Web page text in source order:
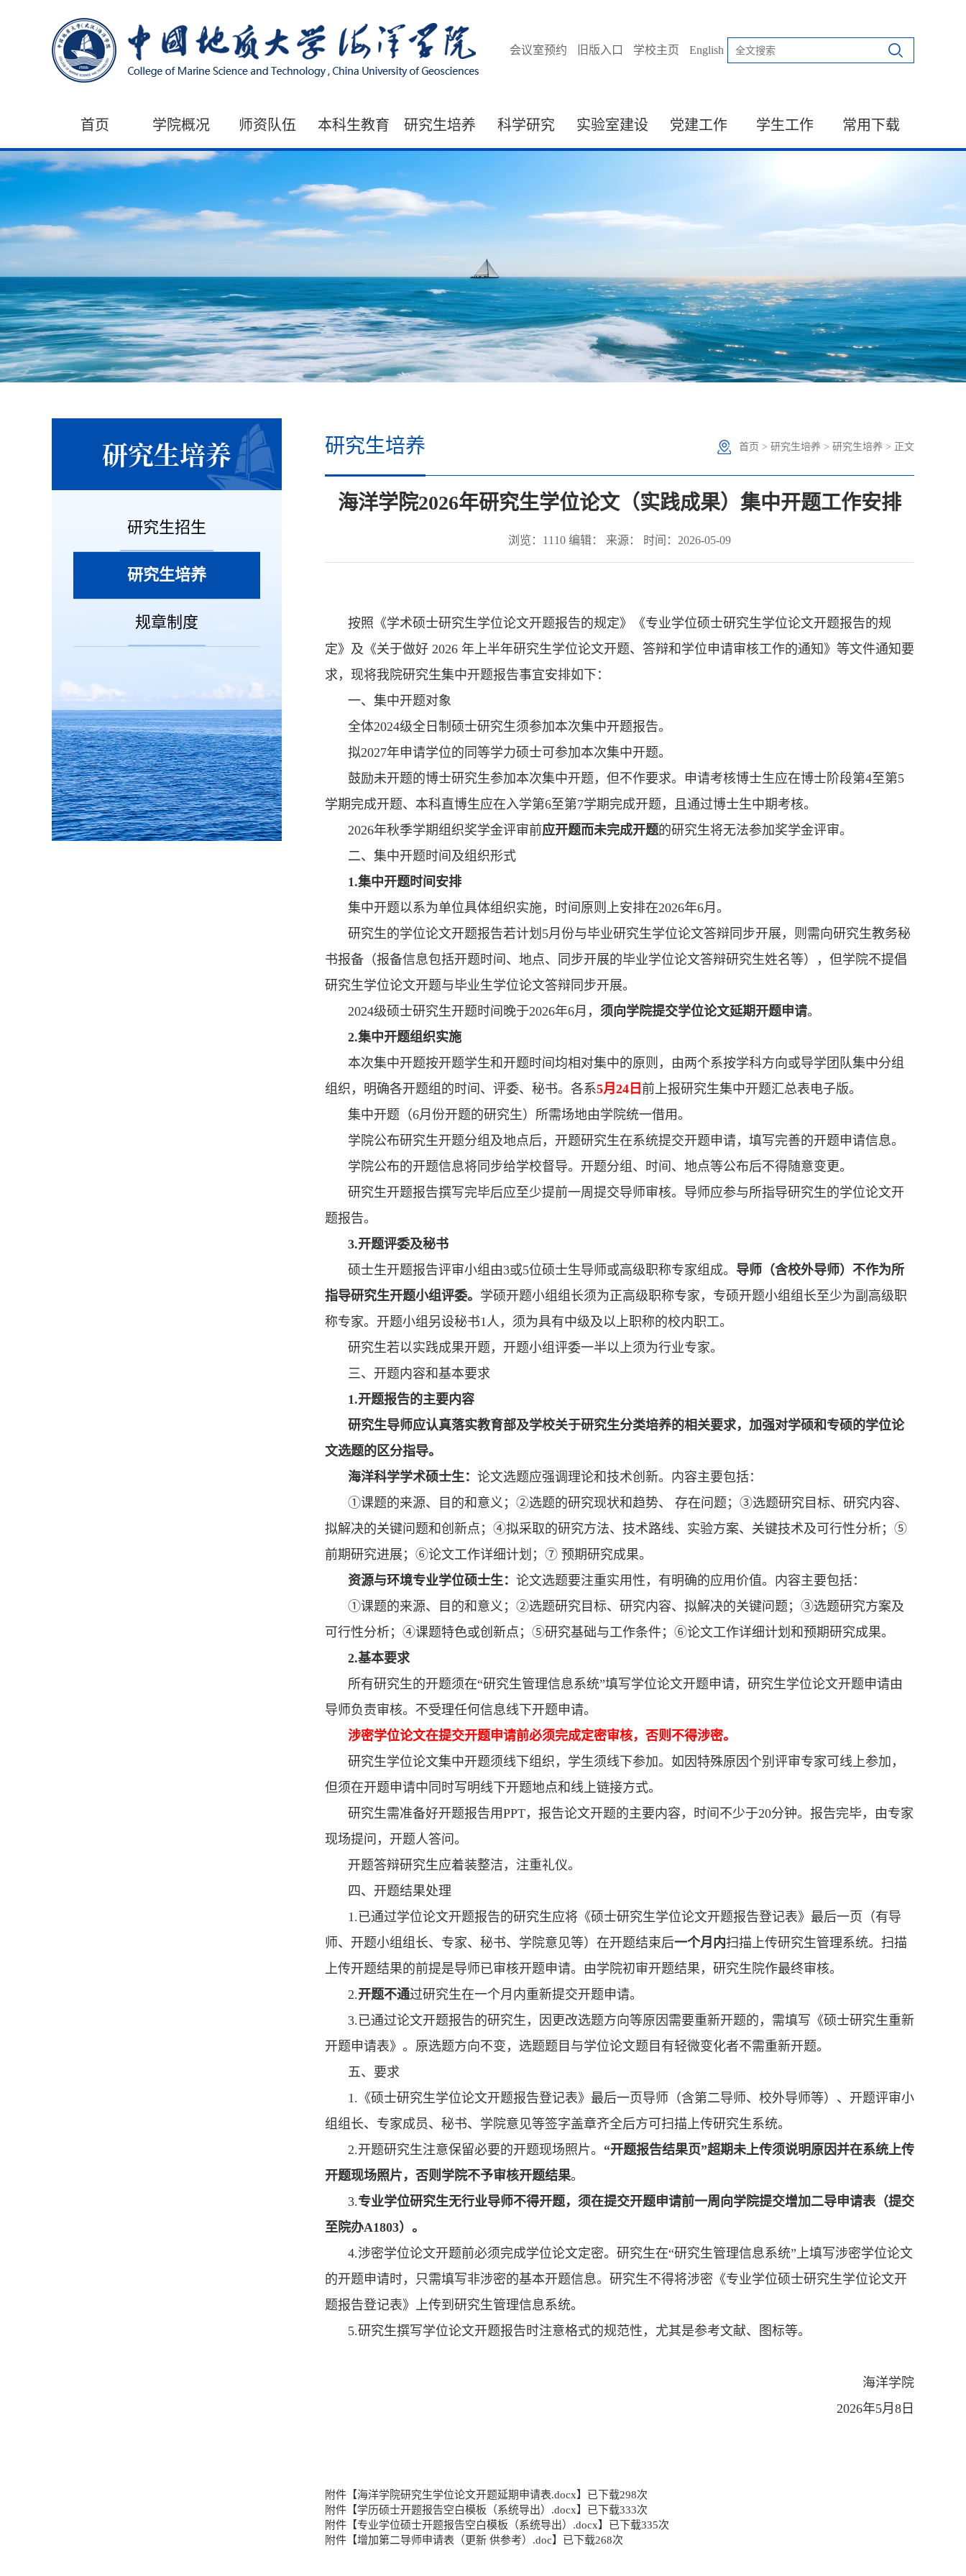
会议室预约 旧版入口 学校主页 English
首页 学院概况 师资队伍 本科生教育 研究生培养 科学研究 实验室建设 党建工作 学生工作 常用下载
研究生培养
研究生招生
研究生培养
规章制度
研究生培养 首页 > 研究生培养 > 研究生培养 > 正文
海洋学院2026年研究生学位论文（实践成果）集中开题工作安排
浏览： 1110 编辑： 来源： 时间：2026-05-09
按照《学术硕士研究生学位论文开题报告的规定》《专业学位硕士研究生学位论文开题报告的规
定》及《关于做好 2026 年上半年研究生学位论文开题、答辩和学位申请审核工作的通知》等文件通知要
求，现将我院研究生集中开题报告事宜安排如下：
一、 集中开题对象
全体2024级全日制硕士研究生须参加本次集中开题报告。
拟2027年申请学位的同等学力硕士可参加本次集中开题。
鼓励未开题的博士研究生参加本次集中开题，但不作要求。申请考核博士生应在博士阶段第4至第5
学期完成开题、本科直博生应在入学第6至第7学期完成开题，且通过博士生中期考核。
2026年秋季学期组织奖学金评审前应开题而未完成开题的研究生将无法参加奖学金评审。
二、 集中开题时间及组织形式
1.集中开题时间安排
集中开题以系为单位具体组织实施，时间原则上安排在2026年6月。
研究生的学位论文开题报告若计划5月份与毕业研究生学位论文答辩同步开展，则需向研究生教务秘
书报备（报备信息包括开题时间、地点、同步开展的毕业学位论文答辩研究生姓名等），但学院不提倡
研究生学位论文开题与毕业生学位论文答辩同步开展。
2024级硕士研究生开题时间晚于2026年6月， 须向学院提交学位论文延期开题申请。
2.集中开题组织实施
本次集中开题按开题学生和开题时间均相对集中的原则，由两个系按学科方向或导学团队集中分组
组织，明确各开题组的时间、评委、秘书。各系5月24日 前上报研究生集中开题汇总表电子版。
集中开题（6月份开题的研究生）所需场地由学院统一借用。
学院公布研究生开题分组及地点后，开题研究生在系统提交开题申请，填写完善的开题申请信息。
学院公布的开题信息将同步给学校督导。开题分组、时间、地点等公布后不得随意变更。
研究生开题报告撰写完毕后应至少提前一周提交导师审核。导师应参与所指导研究生的学位论文开
题报告。
3.开题评委及秘书
硕士生开题报告评审小组由3或5位硕士生导师或高级职称专家组成。 导师（含校外导师）不作为所
指导研究生开题小组评委。 学硕开题小组组长须为正高级职称专家，专硕开题小组组长至少为副高级职
称专家。开题小组另设秘书1人，须为具有中级及以上职称的校内职工。
研究生若以实践成果开题，开题小组评委一半以上须为行业专家。
三、 开题内容和基本要求
1.开题报告的主要内容
研究生导师应认真落实教育部及学校关于研究生分类培养的相关要求，加强对学硕和专硕的学位论
文选题的区分指导。
海洋科学学术硕士生： 论文选题应强调理论和技术创新。内容主要包括：
①课题的来源、目的和意义；②选题的研究现状和趋势、 存在问题；③选题研究目标、研究内容、
拟解决的关键问题和创新点；④拟采取的研究方法、技术路线、实验方案、关键技术及可行性分析；⑤
前期研究进展；⑥论文工作详细计划；⑦ 预期研究成果。
资源与环境专业学位硕士生： 论文选题要注重实用性，有明确的应用价值。内容主要包括：
①课题的来源、目的和意义；②选题研究目标、研究内容、拟解决的关键问题；③选题研究方案及
可行性分析；④课题特色或创新点；⑤研究基础与工作条件；⑥论文工作详细计划和预期研究成果。
2.基本要求
所有研究生的开题须在“研究生管理信息系统”填写学位论文开题申请，研究生学位论文开题申请由
导师负责审核。不受理任何信息线下开题申请。
涉密学位论文在提交开题申请前必须完成定密审核，否则不得涉密。
研究生学位论文集中开题须线下组织，学生须线下参加。如因特殊原因个别评审专家可线上参加，
但须在开题申请中同时写明线下开题地点和线上链接方式。
研究生需准备好开题报告用PPT，报告论文开题的主要内容，时间不少于20分钟。报告完毕，由专家
现场提问，开题人答问。
开题答辩研究生应着装整洁，注重礼仪。
四、 开题结果处理
1.已通过学位论文开题报告的研究生应将《硕士研究生学位论文开题报告登记表》最后一页（有导
师、开题小组组长、专家、秘书、学院意见等）在开题结束后一个月内扫描上传研究生管理系统。扫描
上传开题结果的前提是导师已审核开题申请。由学院初审开题结果，研究生院作最终审核。
2.开题不通过研究生在一个月内重新提交开题申请。
3.已通过论文开题报告的研究生，因更改选题方向等原因需要重新开题的，需填写《硕士研究生重新
开题申请表》。原选题方向不变，选题题目与学位论文题目有轻微变化者不需重新开题。
五、 要求
1.《硕士研究生学位论文开题报告登记表》最后一页导师（含第二导师、校外导师等）、开题评审小
组组长、专家成员、秘书、学院意见等签字盖章齐全后方可扫描上传研究生系统。
2.开题研究生注意保留必要的开题现场照片。 “开题报告结果页”超期未上传须说明原因并在系统上传
开题现场照片，否则学院不予审核开题结果。
3.专业学位研究生无行业导师不得开题，须在提交开题申请前一周向学院提交增加二导申请表（提交
至院办A1803）。
4.涉密学位论文开题前必须完成学位论文定密。研究生在“研究生管理信息系统”上填写涉密学位论文
的开题申请时，只需填写非涉密的基本开题信息。研究生不得将涉密《专业学位硕士研究生学位论文开
题报告登记表》上传到研究生管理信息系统。
5.研究生撰写学位论文开题报告时注意格式的规范性，尤其是参考文献、图标等。
海洋学院
2026年5月8日
附件【海洋学院研究生学位论文开题延期申请表.docx】已下载298次
附件【学历硕士开题报告空白模板（系统导出）.docx】已下载333次
附件【专业学位硕士开题报告空白模板（系统导出）.docx】已下载335次
附件【增加第二导师申请表（更新 供参考）.doc】已下载268次